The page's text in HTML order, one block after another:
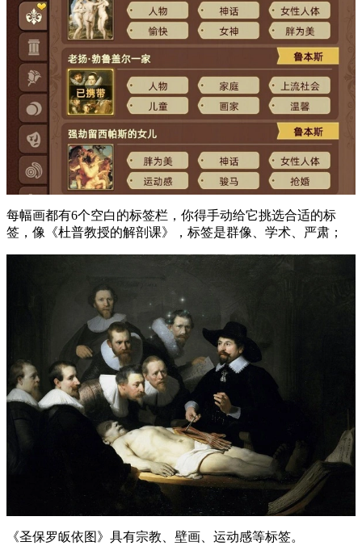
每幅画都有6个空白的标签栏，你得手动给它挑选合适的标
签，像《杜普教授的解剖课》，标签是群像、学术、严肃；
《圣保罗皈依图》具有宗教、壁画、运动感等标签。